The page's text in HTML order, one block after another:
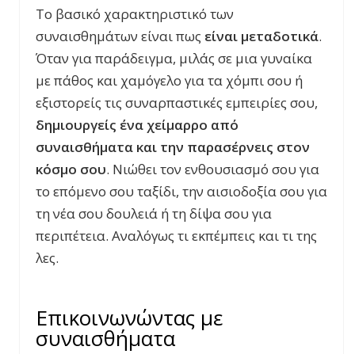
Το βασικό χαρακτηριστικό των
συναισθημάτων είναι πως είναι μεταδοτικά.
Όταν για παράδειγμα, μιλάς σε μια γυναίκα
με πάθος και χαμόγελο για τα χόμπι σου ή
εξιστορείς τις συναρπαστικές εμπειρίες σου,
δημιουργείς ένα χείμαρρο από
συναισθήματα και την παρασέρνεις στον
κόσμο σου. Νιώθει τον ενθουσιασμό σου για
το επόμενο σου ταξίδι, την αισιοδοξία σου για
τη νέα σου δουλειά ή τη δίψα σου για
περιπέτεια. Αναλόγως τι εκπέμπεις και τι της
λες.
Επικοινωνώντας με
συναισθήματα